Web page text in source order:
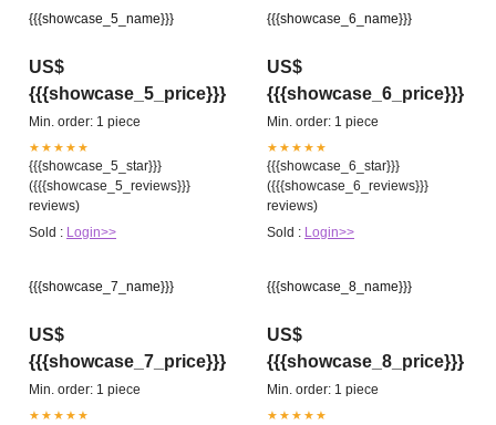
{{{showcase_5_name}}}
US$
{{{showcase_5_price}}}
Min. order: 1 piece
★★★★★
{{{showcase_5_star}}}
({{{showcase_5_reviews}}}
reviews)
Sold : Login>>
{{{showcase_6_name}}}
US$
{{{showcase_6_price}}}
Min. order: 1 piece
★★★★★
{{{showcase_6_star}}}
({{{showcase_6_reviews}}}
reviews)
Sold : Login>>
{{{showcase_7_name}}}
US$
{{{showcase_7_price}}}
Min. order: 1 piece
★★★★★
{{{showcase_8_name}}}
US$
{{{showcase_8_price}}}
Min. order: 1 piece
★★★★★